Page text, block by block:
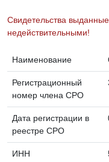
Свидетельства
недействительными!
Наименование
Регистрационный
номер члена СРО
Дата регистрации в
реестре СРО
ИНН